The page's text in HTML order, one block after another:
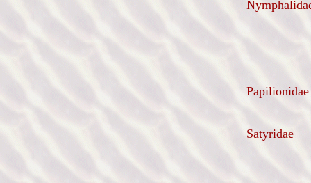
Papilionidae
Satyridae